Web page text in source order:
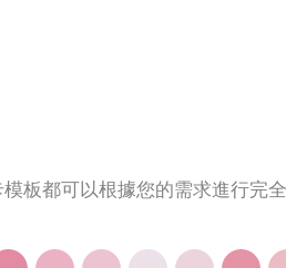
板都可以根據您的需求進行完